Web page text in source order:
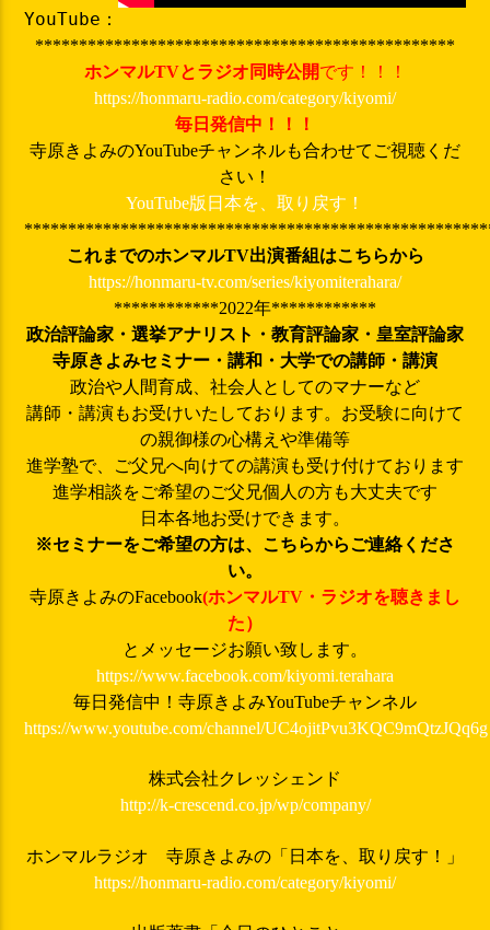
YouTube：
************************************************
ホンマルTVとラジオ同時公開です！！！
https://honmaru-radio.com/category/kiyomi/
毎日発信中！！！
寺原きよみのYouTubeチャンネルも合わせてご視聴くだ
さい！
YouTube版日本を、取り戻す！
これまでのホンマルTV出演番組はこちらから
https://honmaru-tv.com/series/kiyomiterahara/
************2022年************
政治評論家・選挙アナリスト・教育評論家・皇室評論家
寺原きよみセミナー・講和・大学での講師・講演
政治や人間育成、社会人としてのマナーなど
講師・講演もお受けいたしております。お受験に向けて
の親御様の心構えや準備等
進学塾で、ご父兄へ向けての講演も受け付けております
進学相談をご希望のご父兄個人の方も大丈夫です
日本各地お受けできます。
※セミナーをご希望の方は、こちらからご連絡くださ
い。
寺原きよみのFacebook(ホンマルTV・ラジオを聴きまし
た）
とメッセージお願い致します。
https://www.facebook.com/kiyomi.terahara
毎日発信中！寺原きよみYouTubeチャンネル
https://www.youtube.com/channel/UC4ojitPvu3KQC9mQtzJQq6g
株式会社クレッシェンド
http://k-crescend.co.jp/wp/company/
ホンマルラジオ 寺原きよみの「日本を、取り戻す！」
https://honmaru-radio.com/category/kiyomi/